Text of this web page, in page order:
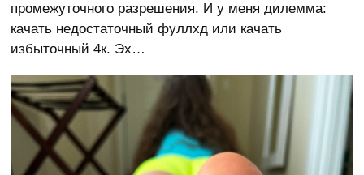
промежуточного разрешения. И у меня дилемма:
качать недостаточный фуллхд или качать
избыточный 4к. Эх…